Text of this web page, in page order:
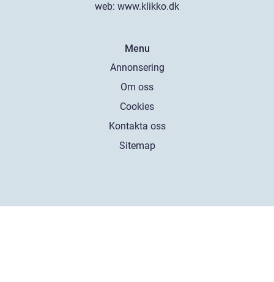
web: www.klikko.dk
Menu
Annonsering
Om oss
Cookies
Kontakta oss
Sitemap